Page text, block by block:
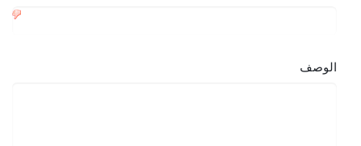
الوصف